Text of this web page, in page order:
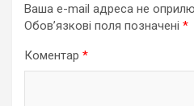
Ваша e-mail адреса не
Обов’язкові поля позначені *
Коментар *